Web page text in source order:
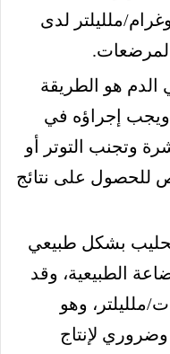
عادةً بين 2 و 29 نانوغرام/ملليلتر لدى
المرضعات.
الدم هو الطريقة
ويجب إجراؤه في
وتجنب التوتر أو
للحصول على نتائج
بشكل طبيعي
الطبيعية، وقد
ملليلتر، وهو
لإنتاج